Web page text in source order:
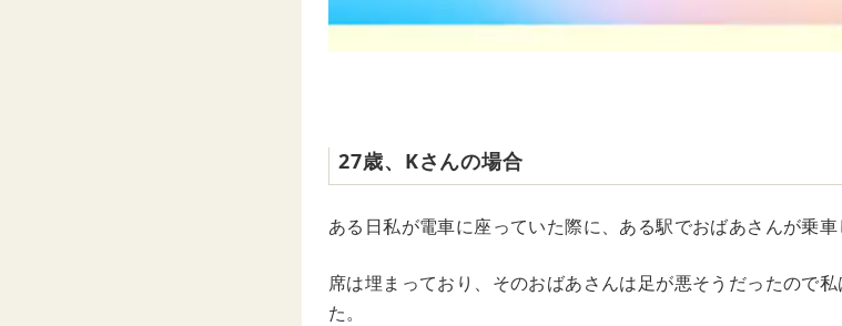
27歳、Kさんの場合
ある日私が電車に座っていた際に、ある駅でおばあさんが乗車
席は埋まっており、そのおばあさんは足が悪そうだったので
た。